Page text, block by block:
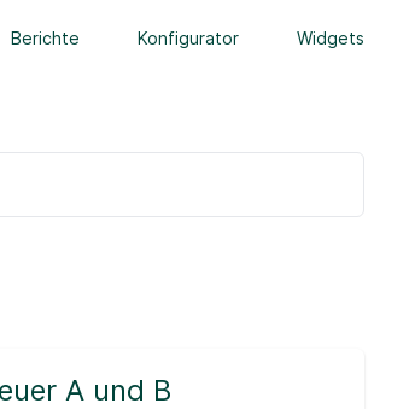
Berichte Konfigurator Widgets
A und B